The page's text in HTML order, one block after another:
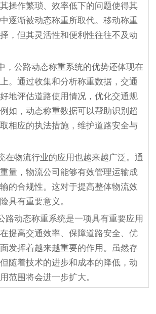
操作繁琐、效率低下的问题使得其
逐渐被动态称重所取代。移动称重
，但其灵活性和便利性往往不及动
，公路动态称重系统的优势还体现在
。通过收集和分析称重数据，交通
地评估道路使用情况，优化交通规
如，动态称重数据可以帮助识别超
相应的执法措施，维护道路安全与
在物流行业的应用也越来越广泛。通
量，物流公司能够有效管理运输成
的合规性。这对于提高整体物流效
具有重要意义。
路动态称重系统是一项具有重要应用
提高交通效率、保障道路安全、优
发挥着越来越重要的作用。虽然存
随着技术的进步和成本的降低，动
范围将会进一步扩大。